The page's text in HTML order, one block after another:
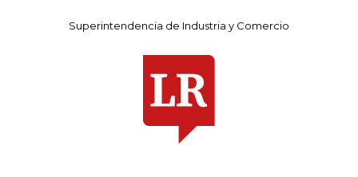
Superintendencia de Industria y Comercio